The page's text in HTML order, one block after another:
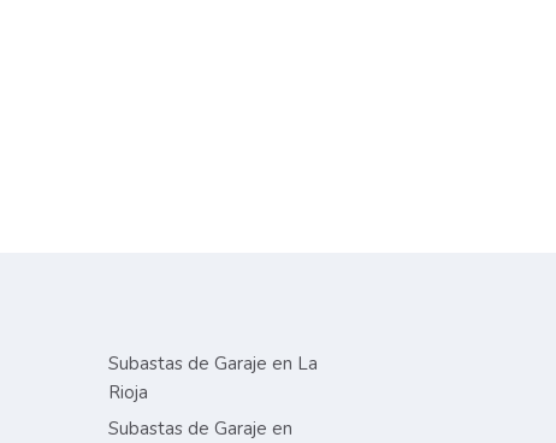
Subastas de Garaje en La
Rioja
Subastas de Garaje en